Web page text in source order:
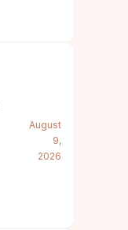
August
9,
2026